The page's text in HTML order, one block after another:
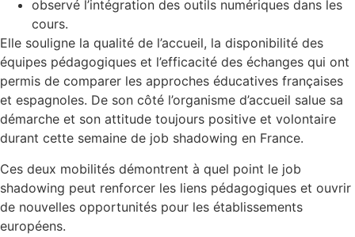
observé l’intégration des outils numériques dans les
cours.
Elle souligne la qualité de l’accueil, la disponibilité des
équipes pédagogiques et l’efficacité des échanges qui ont
permis de comparer les approches éducatives françaises
et espagnoles. De son côté l’organisme d’accueil salue sa
démarche et son attitude toujours positive et volontaire
durant cette semaine de job shadowing en France.
Ces deux mobilités démontrent à quel point le job
shadowing peut renforcer les liens pédagogiques et ouvrir
de nouvelles opportunités pour les établissements
européens.